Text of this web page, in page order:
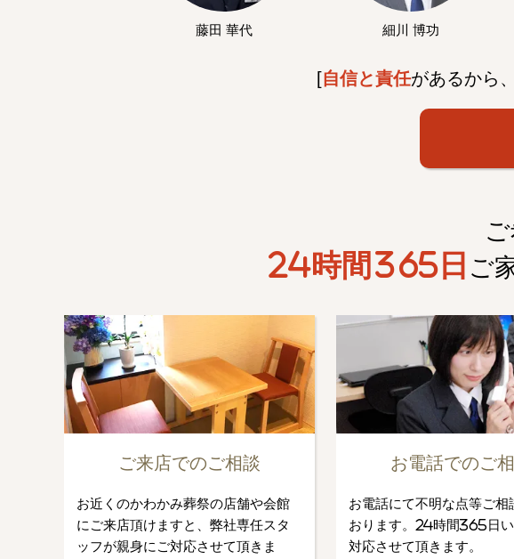
藤田 華代 細川 博功
[自信と責任があるから
24時間365日 ご
ご来店でのご相談
お近くのかわかみ葬祭の店舗や会館
にご来店頂けますと、弊社専任スタ
ッフが親身にご対応させて頂きま
お電話でのご
お電話にて不明な点等ご相
おります。24時間365日
対応させて頂きます。